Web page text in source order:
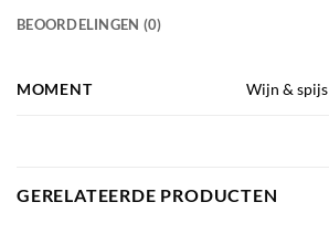
BEOORDELINGEN (0)
MOMENT Wijn & spijs
GERELATEERDE PRODUCTEN